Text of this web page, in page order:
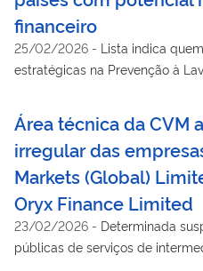
financeiro
25/02/2026 - Lista indica
estratégicas na Prevenção à
Proliferação de Armas de
Área técnica da CVM
irregular das
Markets (Global)
Oryx Finance Limited
23/02/2026 - Determinada
públicas de serviços de